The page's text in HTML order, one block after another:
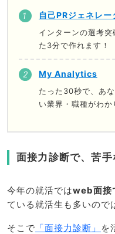
自己PRジェネレー
インターンの選考突
た3分で作れます！
My Analytics
たった30秒で、あ
い業界・職種がわか
面接力診断で、苦
今年の就活ではweb面接
ている就活生も多いので
そこで 「面接力診断」
を